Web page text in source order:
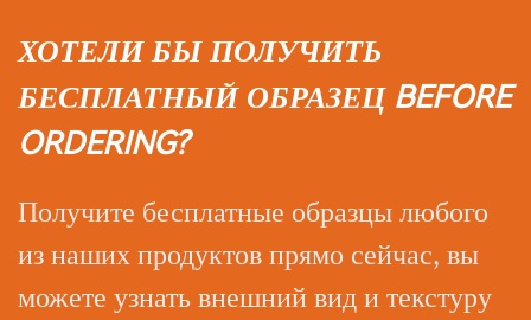
ХОТЕЛИ БЫ ПОЛУЧИТЬ
БЕСПЛАТНЫЙ ОБРАЗЕЦ BEFORE
ORDERING?
Получите бесплатные образцы любого
из наших продуктов прямо сейчас, вы
можете узнать внешний вид и текстуру